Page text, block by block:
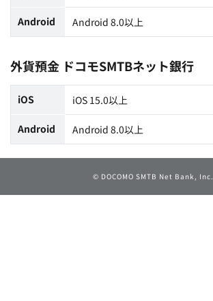
Android Android 8.0以上
外貨預金 ドコモSMTBネット銀行
iOS iOS 15.0以上
Android Android 8.0以上
© DOCOMO SMTB Net Bank, Inc.